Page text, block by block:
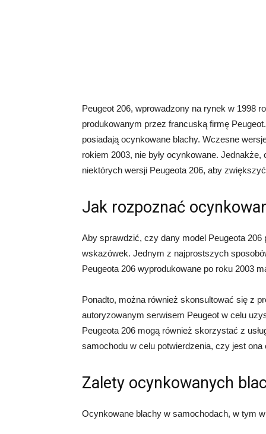
Peugeot 206, wprowadzony na rynek w 1998
produkowanym przez francuską firmę
posiadają ocynkowane blachy. Wczesne
rokiem 2003, nie były ocynkowane.
niektórych wersji Peugeota 206, aby
Jak rozpoznać
Aby sprawdzić, czy dany model Peugeota
wskazówek. Jednym z najprostszych
Peugeota 206 wyprodukowane po roku 2003
Ponadto, można również skonsultować się z
autoryzowanym serwisem Peugeot w celu
Peugeota 206 mogą również skorzystać z
samochodu w celu potwierdzenia, czy jest ona
Zalety ocynkowanych
Ocynkowane blachy w samochodach, w tym